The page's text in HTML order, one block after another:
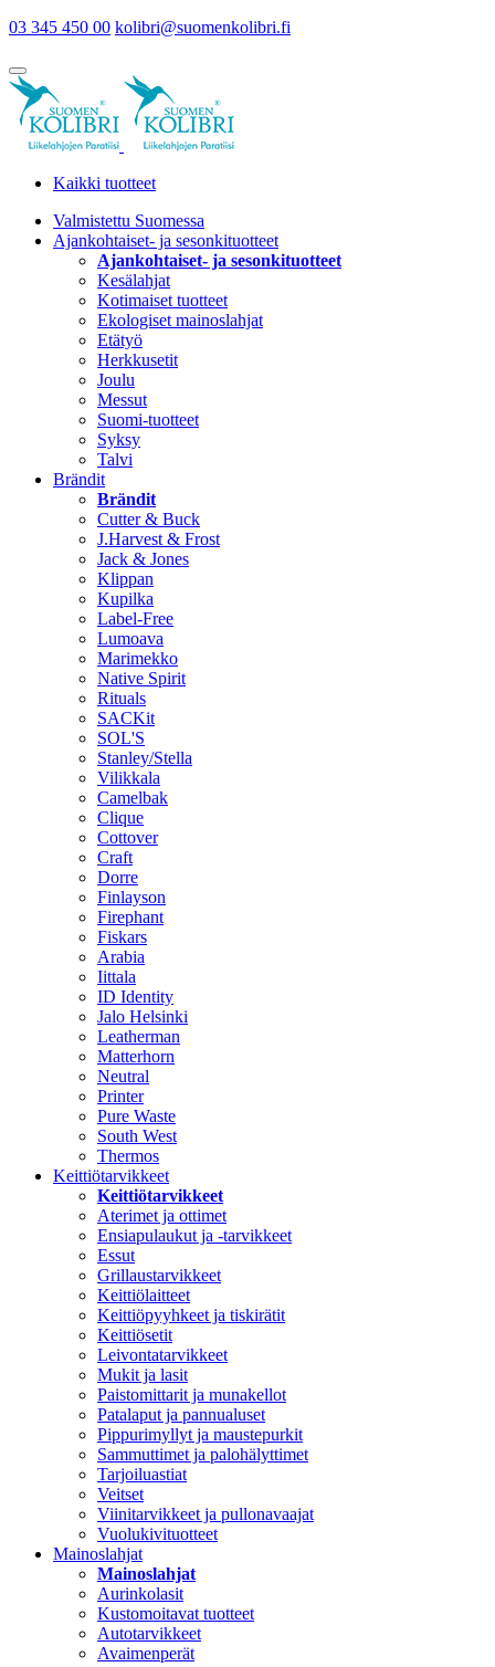
03 345 450 00 kolibri@suomenkolibri.fi
Kaikki tuotteet
Valmistettu Suomessa
Ajankohtaiset- ja sesonkituotteet
Ajankohtaiset- ja sesonkituotteet
Kesälahjat
Kotimaiset tuotteet
Ekologiset mainoslahjat
Etätyö
Herkkusetit
Joulu
Messut
Suomi-tuotteet
Syksy
Talvi
Brändit
Brändit
Cutter & Buck
J.Harvest & Frost
Jack & Jones
Klippan
Kupilka
Label-Free
Lumoava
Marimekko
Native Spirit
Rituals
SACKit
SOL'S
Stanley/Stella
Vilikkala
Camelbak
Clique
Cottover
Craft
Dorre
Finlayson
Firephant
Fiskars
Arabia
Iittala
ID Identity
Jalo Helsinki
Leatherman
Matterhorn
Neutral
Printer
Pure Waste
South West
Thermos
Keittiötarvikkeet
Keittiötarvikkeet
Aterimet ja ottimet
Ensiapulaukut ja -tarvikkeet
Essut
Grillaustarvikkeet
Keittiölaitteet
Keittiöpyyhkeet ja tiskirätit
Keittiösetit
Leivontatarvikkeet
Mukit ja lasit
Paistomittarit ja munakellot
Patalaput ja pannualuset
Pippurimyllyt ja maustepurkit
Sammuttimet ja palohälyttimet
Tarjoiluastiat
Veitset
Viinitarvikkeet ja pullonavaajat
Vuolukivituotteet
Mainoslahjat
Mainoslahjat
Aurinkolasit
Kustomoitavat tuotteet
Autotarvikkeet
Avaimenperät